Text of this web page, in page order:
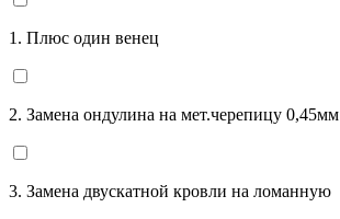
1. Плюс один венец
2. Замена ондулина на мет.черепицу 0,45мм
3. Замена двускатной кровли на ломанную